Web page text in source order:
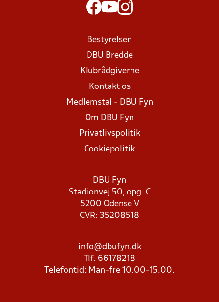
Bestyrelsen
DBU Bredde
Klubrådgiverne
Kontakt os
Medlemstal - DBU Fyn
Om DBU Fyn
Privatlivspolitik
Cookiepolitik
DBU Fyn
Stadionvej 50, opg. C
5200 Odense V
CVR: 35208518
info@dbufyn.dk
Tlf. 66178218
Telefontid: Man-fre 10.00-15.00.